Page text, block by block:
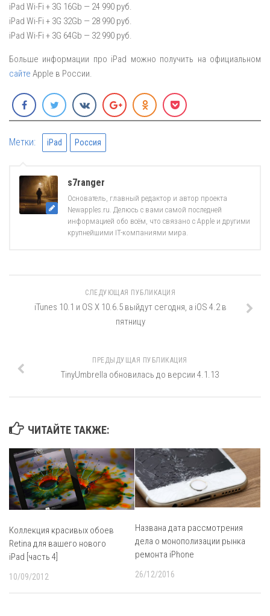
iPad Wi-Fi + 3G 16Gb — 24 990 руб.
iPad Wi-Fi + 3G 32Gb — 28 990 руб.
iPad Wi-Fi + 3G 64Gb — 32 990 руб.
Больше информации про iPad можно получить на официальном
сайте Apple в России.
Метки: iPad Россия
s7ranger
Основатель, главный редактор и автор проекта
Newapples.ru. Делюсь с вами самой последней
информацией обо всём, что связано с Apple и другими
крупнейшими IT-компаниями мира.
СЛЕДУЮЩАЯ ПУБЛИКАЦИЯ
iTunes 10.1 и OS X 10.6.5 выйдут сегодня, а iOS 4.2 в
пятницу
ПРЕДЫДУЩАЯ ПУБЛИКАЦИЯ
TinyUmbrella обновилась до версии 4.1.13
ЧИТАЙТЕ ТАКЖЕ:
Коллекция красивых обоев
Retina для вашего нового
iPad [часть 4]
10/09/2012
Названа дата рассмотрения
дела о монополизации рынка
ремонта iPhone
26/12/2016